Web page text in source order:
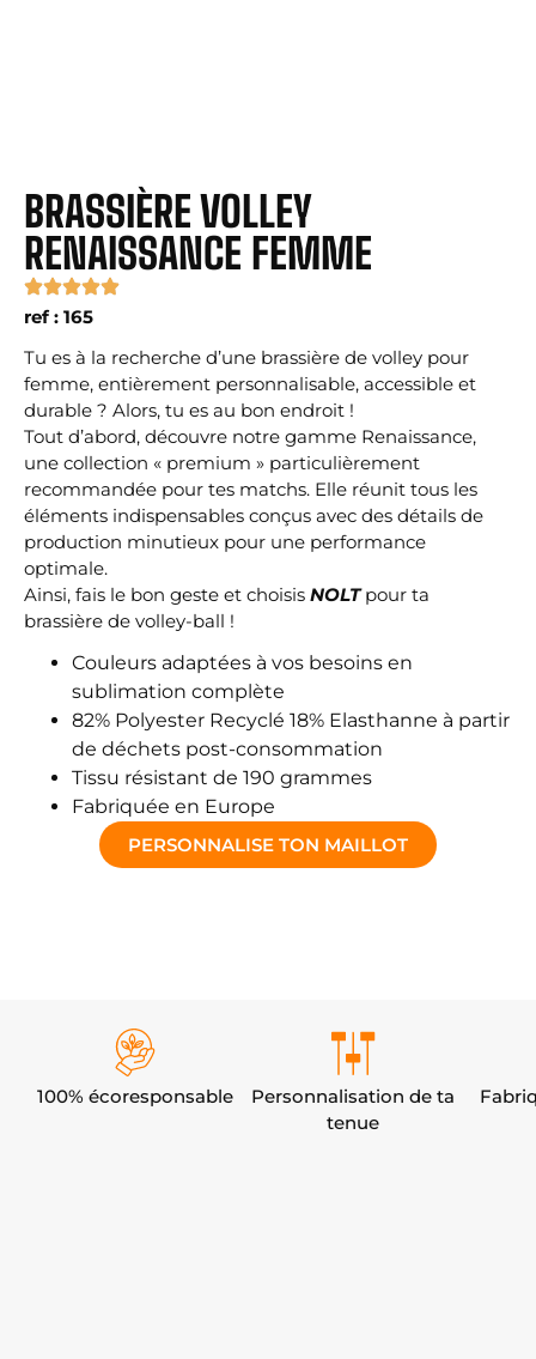
BRASSIÈRE VOLLEY
RENAISSANCE FEMME
ref : 165
Tu es à la recherche d’une brassière de volley pour
femme, entièrement personnalisable, accessible et
durable ? Alors, tu es au bon endroit !
Tout d’abord, découvre notre gamme Renaissance,
une collection « premium » particulièrement
recommandée pour tes matchs. Elle réunit tous les
éléments indispensables conçus avec des détails de
production minutieux pour une performance
optimale.
Ainsi, fais le bon geste et choisis NOLTpour ta
brassière de volley-ball !
Couleurs adaptées à vos besoins en
sublimation complète
82% Polyester Recyclé 18% Elasthanne à partir
de déchets post-consommation
Tissu résistant de 190 grammes
Fabriquée en Europe
PERSONNALISE TON MAILLOT
100% écoresponsable
Personnalisation de ta
tenue